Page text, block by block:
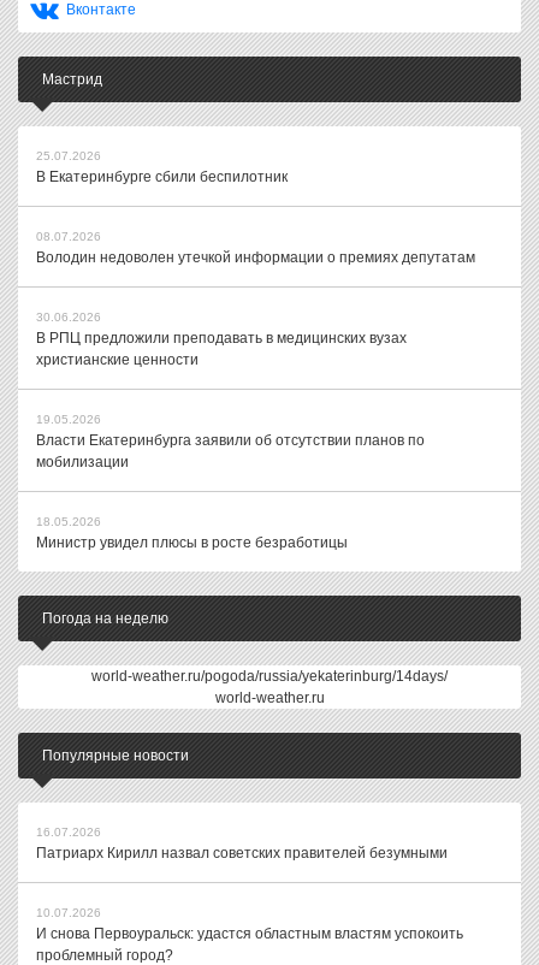
Вконтакте
Мастрид
25.07.2026
В Екатеринбурге сбили беспилотник
08.07.2026
Володин недоволен утечкой информации о премиях депутатам
30.06.2026
В РПЦ предложили преподавать в медицинских вузах
христианские ценности
19.05.2026
Власти Екатеринбурга заявили об отсутствии планов по
мобилизации
18.05.2026
Министр увидел плюсы в росте безработицы
Погода на неделю
world-weather.ru/pogoda/russia/yekaterinburg/14days/
world-weather.ru
Популярные новости
16.07.2026
Патриарх Кирилл назвал советских правителей безумными
10.07.2026
И снова Первоуральск: удастся областным властям успокоить
проблемный город?